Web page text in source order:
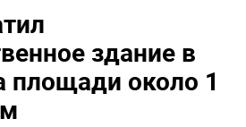
здание в
площади около 1